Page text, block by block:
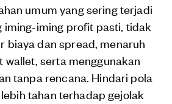
umum yang sering terjadi
iming-iming profit pasti, tidak
biaya dan spread, menaruh
wallet, serta menggunakan
tanpa rencana. Hindari pola
tahan terhadap gejolak